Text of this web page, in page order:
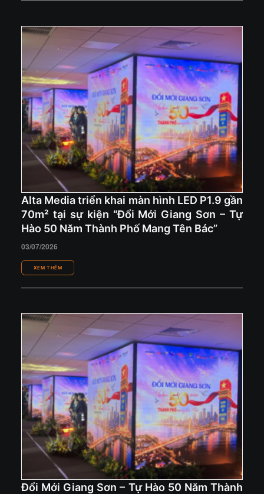
Alta Media triển khai màn hình LED P1.9 gần
70m² tại sự kiện “Đổi Mới Giang Sơn – Tự
Hào 50 Năm Thành Phố Mang Tên Bác”
03/07/2026
Đổi Mới Giang Sơn – Tự Hào 50 Năm Thành